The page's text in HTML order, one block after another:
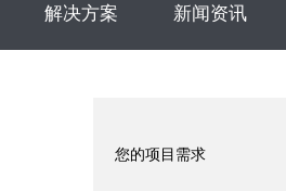
解决方案 新闻资讯
您的项目需求